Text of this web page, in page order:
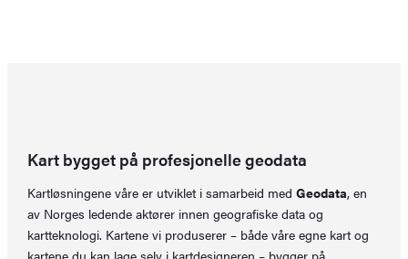
Kart bygget på profesjonelle geodata
Kartløsningene våre er utviklet i samarbeid medGeodata, en
av Norges ledende aktører innen geografiske data og
kartteknologi. Kartene vi produserer – både våre egne kart og